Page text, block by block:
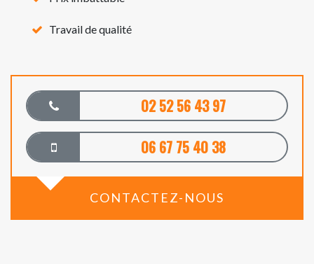
Travail de qualité
02 52 56 43 97
06 67 75 40 38
CONTACTEZ-NOUS